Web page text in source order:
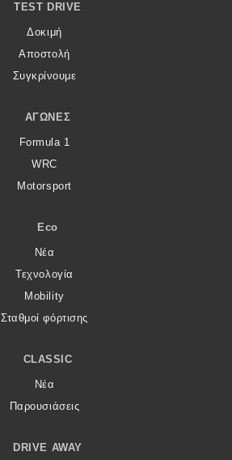
TEST DRIVE
Δοκιμή
Αποστολή
Συγκρίνουμε
ΑΓΏΝΕΣ
Formula 1
WRC
Motorsport
Eco
Νέα
Τεχνολογία
Mobility
Σταθμοί φόρτισης
CLASSIC
Νέα
Παρουσιάσεις
DRIVE AWAY